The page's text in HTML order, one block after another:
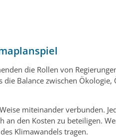
die Rollen von
Balance zwischen Ökologie,
miteinander verbunden.
den Kosten zu beteiligen.
Klimawandels tragen.